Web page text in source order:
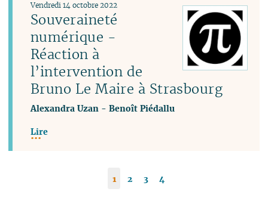
Souveraineté
numérique -
Réaction à
l’intervention de
Bruno Le Maire à Strasbourg
Vendredi 14 octobre 2022
Alexandra Uzan -Benoît Piédallu
Lire
1 2 3 4